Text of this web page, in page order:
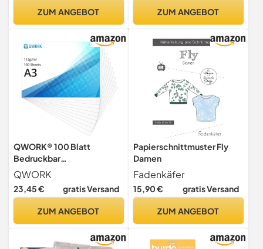
ZUM ANGEBOT ZUM ANGEBOT
QWORK® 100 Blatt
Bedruckbar
Transparentpapier - A3-112
g/m² - für Handwerk,
Nähen, Architektur
QWORK
23,45 € gratis Versand
ZUM ANGEBOT
Papierschnittmuster Fly
Damen
Fadenkäfer
15,90 € gratis Versand
ZUM ANGEBOT